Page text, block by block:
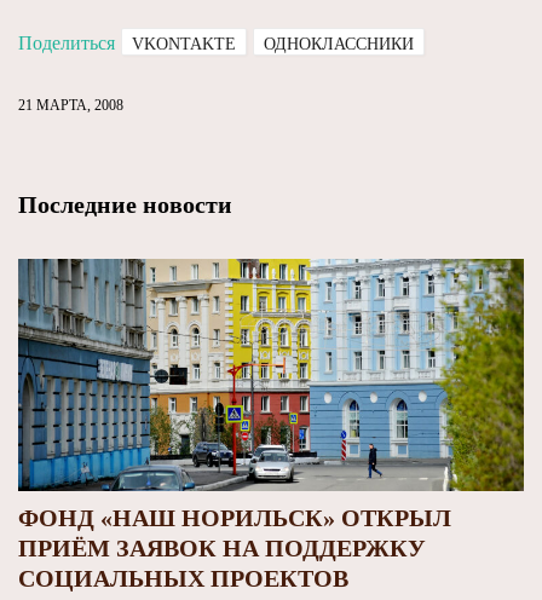
Поделиться VKONTAKTE ОДНОКЛАССНИКИ
21 МАРТА, 2008
Последние новости
ФОНД «НАШ НОРИЛЬСК» ОТКРЫЛ
ПРИЁМ ЗАЯВОК НА ПОДДЕРЖКУ
СОЦИАЛЬНЫХ ПРОЕКТОВ